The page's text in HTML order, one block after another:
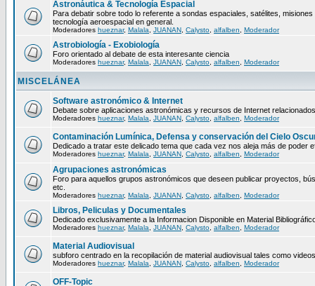
Astronáutica & Tecnología Espacial
Para debatir sobre todo lo referente a sondas espaciales, satélites,
tecnología aeroespacial en general.
Moderadores hueznar, Malala JUANAN Calysto alfalben Moderador
Astrobiología - Exobiología
Foro orientado al debate de esta interesante ciencia
Moderadores hueznar, Malala JUANAN Calysto alfalben Moderador
MISCELÁNEA
Software astronómico & Internet
Debate sobre aplicaciones astronómicas y recursos de Internet
Moderadores hueznar, Malala JUANAN Calysto alfalben Moderador
Contaminación Lumínica, Defensa y conservación del Cielo
Dedicado a tratar este delicado tema que cada vez nos aleja más de poder
Moderadores hueznar, Malala JUANAN Calysto alfalben Moderador
Agrupaciones astronómicas
Foro para aquellos grupos astronómicos que deseen publicar proyectos,
etc.
Moderadores hueznar, Malala JUANAN Calysto alfalben Moderador
Libros, Peliculas y Documentales
Dedicado exclusivamente a la Informacion Disponible en Material
Moderadores hueznar, Malala JUANAN Calysto alfalben Moderador
Material Audiovisual
subforo centrado en la recopilación de material audiovisual tales como
Moderadores hueznar, Malala JUANAN Calysto alfalben Moderador
OFF-Topic